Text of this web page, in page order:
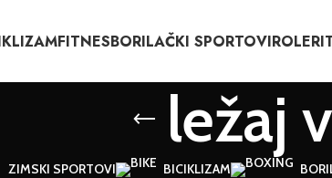
FITNESBORILAČKI SPORTOVIROLERI
ležaj
ZIMSKI SPORTOVI
BICIKLIZAM